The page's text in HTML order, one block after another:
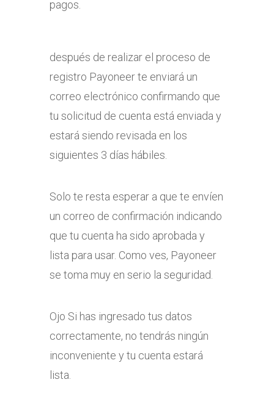
pagos.
después de realizar el proceso de
registro Payoneer te enviará un
correo electrónico confirmando que
tu solicitud de cuenta está enviada y
estará siendo revisada en los
siguientes 3 días hábiles.
Solo te resta esperar a que te envíen
un correo de confirmación indicando
que tu cuenta ha sido aprobada y
lista para usar. Como ves, Payoneer
se toma muy en serio la seguridad.
Ojo Si has ingresado tus datos
correctamente, no tendrás ningún
inconveniente y tu cuenta estará
lista.